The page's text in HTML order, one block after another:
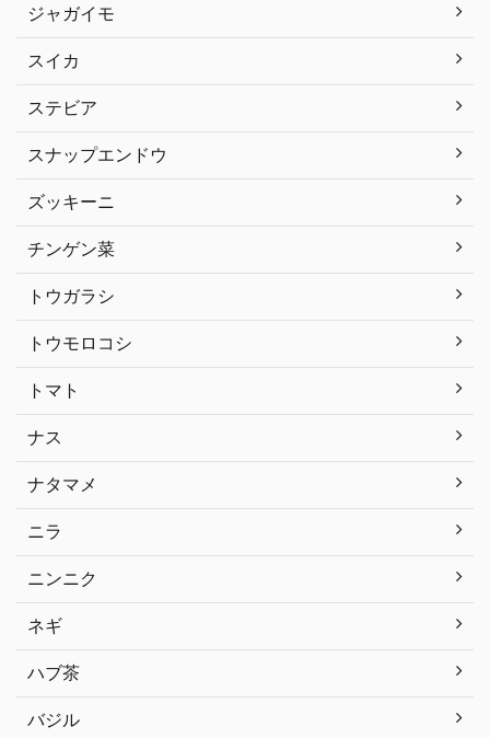
ジャガイモ
スイカ
ステビア
スナップエンドウ
ズッキーニ
チンゲン菜
トウガラシ
トウモロコシ
トマト
ナス
ナタマメ
ニラ
ニンニク
ネギ
ハブ茶
バジル